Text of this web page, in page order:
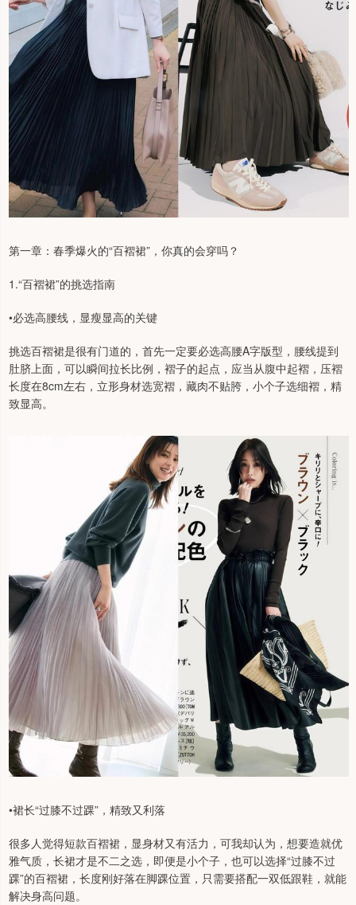
第一章：春季爆火的“百褶裙”，你真的会穿吗？
1.“百褶裙”的挑选指南
•必选高腰线，显瘦显高的关键
挑选百褶裙是很有门道的，首先一定要必选高腰A字版型，腰线提到
肚脐上面，可以瞬间拉长比例，褶子的起点，应当从腹中起褶，压褶
长度在8cm左右，立形身材选宽褶，藏肉不贴胯，小个子选细褶，精
致显高。
•裙长“过膝不过踝”，精致又利落
很多人觉得短款百褶裙，显身材又有活力，可我却认为，想要造就优
雅气质，长裙才是不二之选，即便是小个子，也可以选择“过膝不过
踝”的百褶裙，长度刚好落在脚踝位置，只需要搭配一双低跟鞋，就能
解决身高问题。